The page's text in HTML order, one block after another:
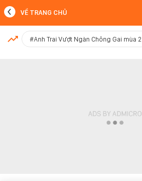
MỚI NHẤT
VỀ TRANG CHỦ
#Anh Trai Vượt Ngàn Chông Gai mùa 2